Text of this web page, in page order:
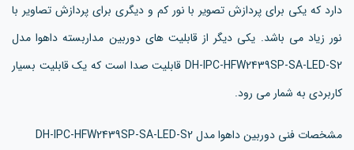
دارد که یکی برای پردازش تصویر با نور کم و دیگری برای پردازش تصاویر با
نور زیاد می باشد. یکی دیگر از قابلیت های دوربین مداربسته داهوا مدل
DH-IPC-HFW2439SP-SA-LED-S2 قابلیت صدا است که یک قابلیت بسیار
کاربردی به شمار می رود.
مشخصات فنی دوربین داهوا مدل DH-IPC-HFW2439SP-SA-LED-S2